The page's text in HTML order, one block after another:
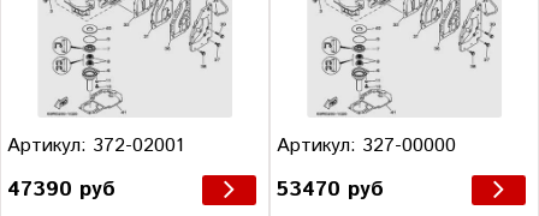
Артикул: 372-02001
47390 руб
Артикул: 327-00000
53470 руб